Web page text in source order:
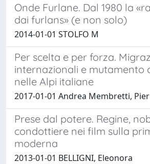
Onde Furlane. Dal 1980 la
dai furlans» (e non solo)
2014-01-01 STOLFO M
Per scelta e per forza.
internazionali e mutamento
nelle Alpi italiane
2017-01-01 Andrea Membretti,
Prese dal potere. Regine,
condottiere nei film sulla
moderna
2013-01-01 BELLIGNI, Eleonora